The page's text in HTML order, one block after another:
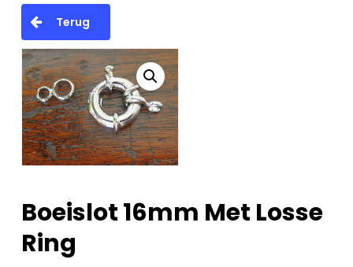
Terug
Boeislot 16mm Met Losse
Ring